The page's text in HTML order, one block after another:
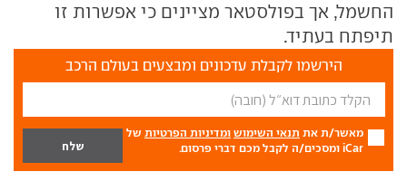
החשמל, אך בפולסטאר מציינים כי אפשרות זו
תיפתח בעתיד.
הירשמו לקבלת עדכונים ומבצעים בעולם הרכב
מאשר/ת את תנאי השימוש ומדיניות הפרטיות של
iCar ומסכים/ה לקבל מכם דברי פרסום.